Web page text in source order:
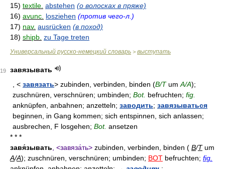
15) textile. abstehen (о волосках в пряже)
16) avunc. losziehen (против чего-л.)
17) nav. ausrücken (в поход)
18) shipb. zu Tage treten
Универсальный русско-немецкий словарь > выступать
19
завязывать
, < завязать> zubinden, verbinden, binden (В/Т umA/A);
zuschnüren, verschnüren; umbinden; Bot. befruchten; fig.
anknüpfen, anbahnen; anzetteln; заводить; завязываться
beginnen, in Gang kommen; sich entspinnen, sich anlassen;
ausbrechen, F losgehen; Bot. ansetzen
* * *
завя́зывать, <завяза́ть> zubinden, verbinden, binden ( В/Тum
A/A); zuschnüren, verschnüren; umbinden; BOT befruchten; fig.